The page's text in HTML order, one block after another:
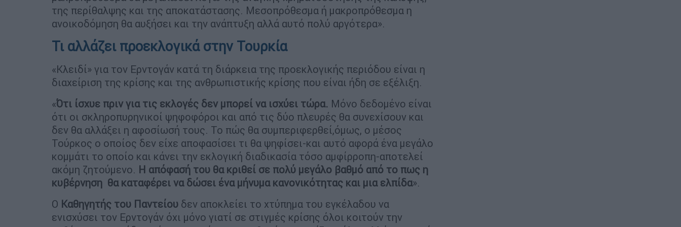
της περίθαλψης και της αποκατάστασης. Μεσοπρόθεσμα ή μακροπρόθεσμα η
ανοικοδόμηση θα αυξήσει και την ανάπτυξη αλλά αυτό πολύ αργότερα».
Τι αλλάζει προεκλογικά στην Τουρκία
«Κλειδί» για τον Ερντογάν κατά τη διάρκεια της προεκλογικής περιόδου είναι η
διαχείριση της κρίσης και της ανθρωπιστικής κρίσης που είναι ήδη σε εξέλιξη.
«Ότι ίσχυε πριν για τις εκλογές δεν μπορεί να ισχύει τώρα. Μόνο δεδομένο είναι
ότι οι σκληροπυρηνικοί ψηφοφόροι και από τις δύο πλευρές θα συνεχίσουν και
δεν θα αλλάξει η αφοσίωσή τους. Το πώς θα συμπεριφερθεί,όμως, ο μέσος
Τούρκος ο οποίος δεν είχε αποφασίσει τι θα ψηφίσει-και αυτό αφορά ένα μεγάλο
κομμάτι το οποίο και κάνει την εκλογική διαδικασία τόσο αμφίρροπη-αποτελεί
ακόμη ζητούμενο. Η απόφασή του θα κριθεί σε πολύ μεγάλο βαθμό από το πως η
κυβέρνηση θα καταφέρει να δώσει ένα μήνυμα κανονικότητας και μια ελπίδα».
Ο Καθηγητής του Παντείου δεν αποκλείει το χτύπημα του εγκέλαδου να
ενισχύσει τον Ερντογάν όχι μόνο γιατί σε στιγμές κρίσης όλοι κοιτούν την